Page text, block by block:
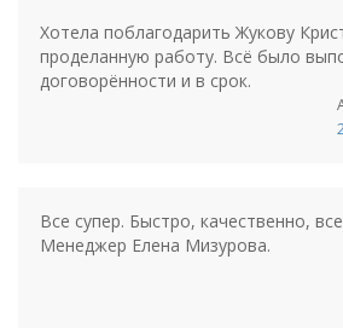
Хотела поблагодарить Жукову
проделанную работу. Всё было
договорённости и в срок.
Все супер. Быстро, качественно,
Менеджер Елена Мизурова.